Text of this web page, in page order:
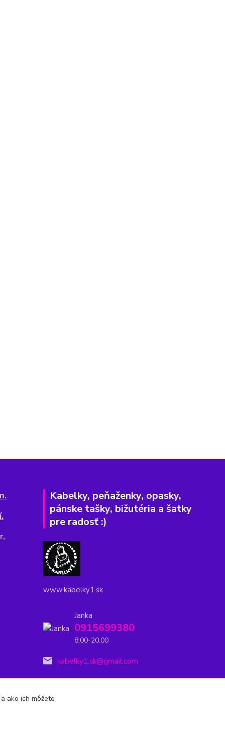
Kabelky, peňaženky, opasky,
pánske tašky, bižutéria a šatky
pre radosť :)
www.kabelky1.sk
Janka
0915699380
8.00-20.00
kabelky1.sk@gmail.com
ako ich môžete